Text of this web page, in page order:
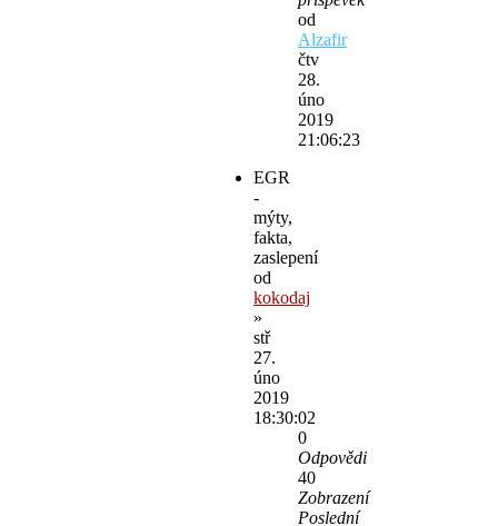
od
Alzafir
čtv
28.
úno
2019
21:06:23
EGR
-
mýty,
fakta,
zaslepení
od
kokodaj
»
stř
27.
úno
2019
18:30:02
0
Odpovědi
40
Zobrazení
Poslední